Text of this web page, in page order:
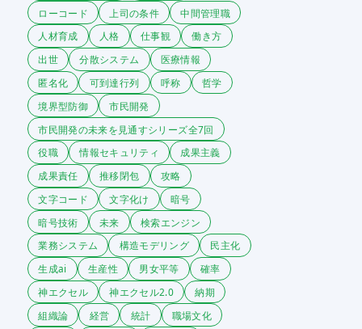
ローコード
上司の条件
中間管理職
人材育成
人格 仕事観
働き方
出世
分散システム
医療情報
匿名化
可到達行列 呼称
哲学
境界型防御
市民開発
市民開発の未来を見通すシリーズ全7回
役職
情報セキュリティ
成果主義
成果責任
推移閉包
攻略
文字コード
文字化け
暗号
暗号技術
未来
検索エンジン
業務システム
構造モデリング
民主化
生成ai
生産性 男女平等
確率
神エクセル
神エクセル2.0
納期
組織論
経営 統計 職場文化